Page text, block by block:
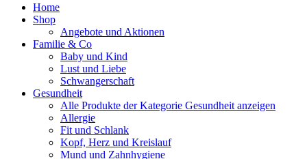
Home
Shop
Angebote und Aktionen
Familie & Co
Baby und Kind
Lust und Liebe
Schwangerschaft
Gesundheit
Alle Produkte der Kategorie Gesundheit anzeigen
Allergie
Fit und Schlank
Kopf, Herz und Kreislauf
Mund und Zahnhygiene